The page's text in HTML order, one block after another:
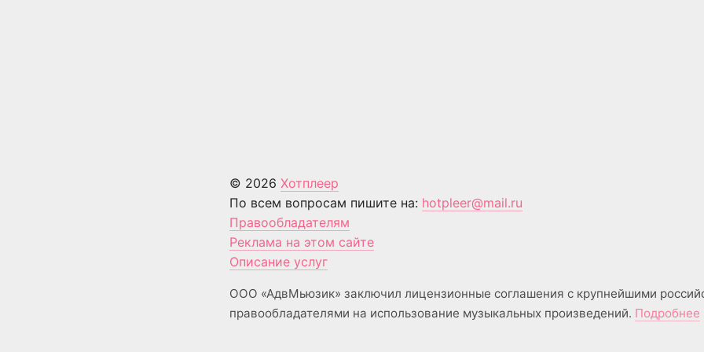
© 2026 Хотплеер
По всем вопросам пишите на: hotpleer@mail.ru
Правообладателям
Реклама на этом сайте
Описание услуг
ООО «АдвМьюзик» заключил лицензионные соглашения с крупнейшими
правообладателями на использование музыкальных произведений. Подробнее